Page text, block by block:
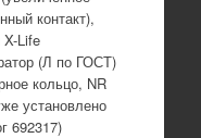
контакт),
Life
(Л по ГОСТ)
кольцо, NR
установлено
692317)